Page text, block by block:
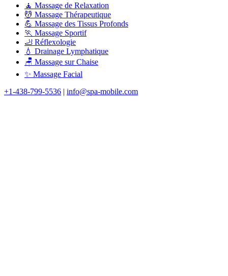
🧘 Massage de Relaxation
💆 Massage Thérapeutique
💪 Massage des Tissus Profonds
🏃 Massage Sportif
🦶 Réflexologie
💧 Drainage Lymphatique
🪑 Massage sur Chaise
✨ Massage Facial
+1-438-799-5536 | info@spa-mobile.com